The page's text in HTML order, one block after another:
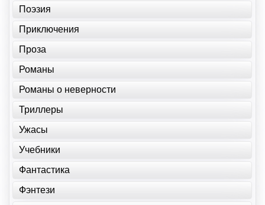
Поэзия
Приключения
Проза
Романы
Романы о неверности
Триллеры
Ужасы
Учебники
Фантастика
Фэнтези